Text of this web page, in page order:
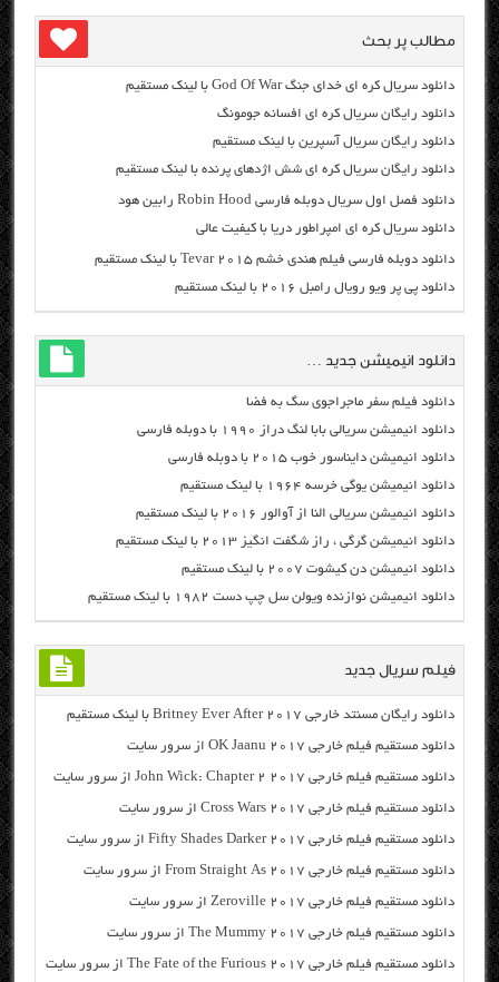
مطالب پر بحث
دانلود سریال کره ای خدای جنگ God Of War با لینک مستقیم
دانلود رایگان سریال کره ای افسانه جومونگ
دانلود رایگان سریال آسپرین با لینک مستقیم
دانلود رایگان سریال کره ای شش اژدهای پرنده با لینک مستقیم
دانلود فصل اول سریال دوبله فارسی Robin Hood رابین هود
دانلود سریال کره ای امپراطور دریا با کیفیت عالی
دانلود دوبله فارسی فیلم هندی خشم Tevar ۲۰۱۵ با لینک مستقیم
دانلود پی پر ویو رویال رامبل ۲۰۱۶ با لینک مستقیم
دانلود انیمیشن جدید …
دانلود فیلم سفر ماجراجوی سگ به فضا
دانلود انیمیشن سریالی بابا لنگ دراز ۱۹۹۰ با دوبله فارسی
دانلود انیمیشن دایناسور خوب ۲۰۱۵ با دوبله فارسی
دانلود انیمیشن یوگی خرسه ۱۹۶۴ با لینک مستقیم
دانلود انیمیشن سریالی النا از آوالور ۲۰۱۶ با لینک مستقیم
دانلود انیمیشن گرگی ، راز شگفت انگیز ۲۰۱۳ با لینک مستقیم
دانلود انیمیشن دن کیشوت ۲۰۰۷ با لینک مستقیم
دانلود انیمیشن نوازنده ویولن سل چپ دست ۱۹۸۲ با لینک مستقیم
فیلم سریال جدید
دانلود رایگان مسنتد خارجی Britney Ever After 2017 با لینک مستقیم
دانلود مستقیم فیلم خارجی OK Jaanu 2017 از سرور سایت
دانلود مستقیم فیلم خارجی John Wick: Chapter 2 2017 از سرور سایت
دانلود مستقیم فیلم خارجی Cross Wars 2017 از سرور سایت
دانلود مستقیم فیلم خارجی Fifty Shades Darker 2017 از سرور سایت
دانلود مستقیم فیلم خارجی From Straight As 2017 از سرور سایت
دانلود مستقیم فیلم خارجی Zeroville 2017 از سرور سایت
دانلود مستقیم فیلم خارجی The Mummy 2017 از سرور سایت
دانلود مستقیم فیلم خارجی The Fate of the Furious 2017 از سرور سایت